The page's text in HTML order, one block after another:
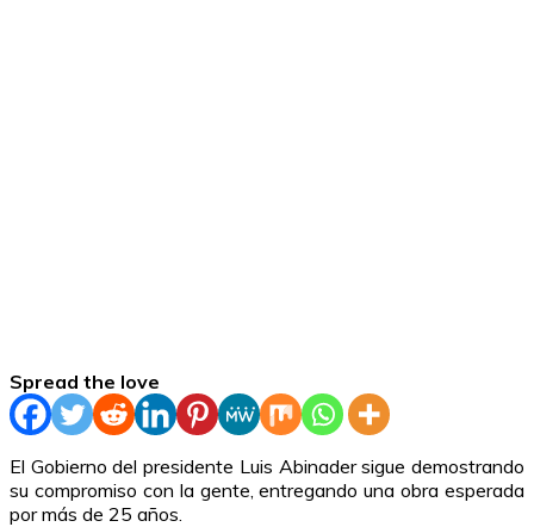
Spread the love
El Gobierno del presidente Luis Abinader sigue demostrando
su compromiso con la gente, entregando una obra esperada
por más de 25 años.